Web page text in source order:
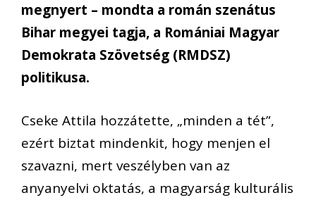
megnyert – mondta a román szenátus
Bihar megyei tagja, a Romániai Magyar
Demokrata Szövetség (RMDSZ)
politikusa.
Cseke Attila hozzátette, „minden a tét”,
ezért biztat mindenkit, hogy menjen el
szavazni, mert veszélyben van az
anyanyelvi oktatás, a magyarság kulturális